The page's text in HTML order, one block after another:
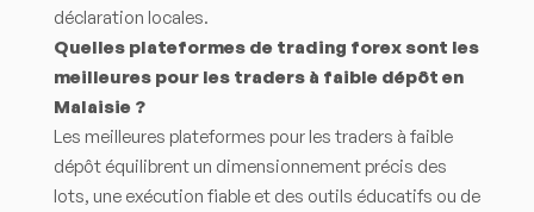
déclaration locales.
Quelles plateformes de trading forex sont les
meilleures pour les traders à faible dépôt en
Malaisie ?
Les meilleures plateformes pour les traders à faible
dépôt équilibrent un dimensionnement précis des
lots, une exécution fiable et des outils éducatifs ou de